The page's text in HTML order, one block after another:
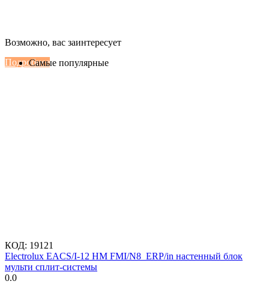
Настенные сплит-системы Haier
Подробнее
Возможно, вас заинтересует
Самые популярные
КОД: 19121
Electrolux EACS/I-12 HM FMI/N8_ERP/in настенный блок
мульти сплит-системы
0.0